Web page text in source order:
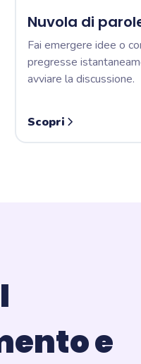
Nuvola di
Fai emergere idee o
pregresse
avviare la discussione.
Scopri
e